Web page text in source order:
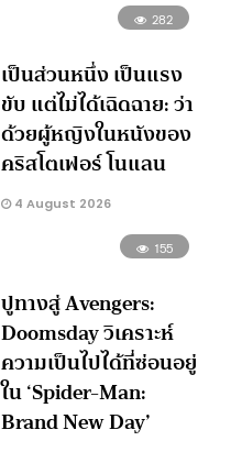
282
เป็นส่วนหนึ่ง เป็นแรง
ขับ แต่ไม่ได้เฉิดฉาย: ว่า
ด้วยผู้หญิงในหนังของ
คริสโตเฟอร์ โนแลน
4 August 2026
155
ปูทางสู่ Avengers:
Doomsday วิเคราะห์
ความเป็นไปได้ที่ซ่อนอยู่
ใน ‘Spider-Man:
Brand New Day’